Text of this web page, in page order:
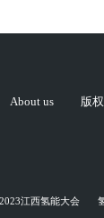
About us 版
2023江西氢能大会